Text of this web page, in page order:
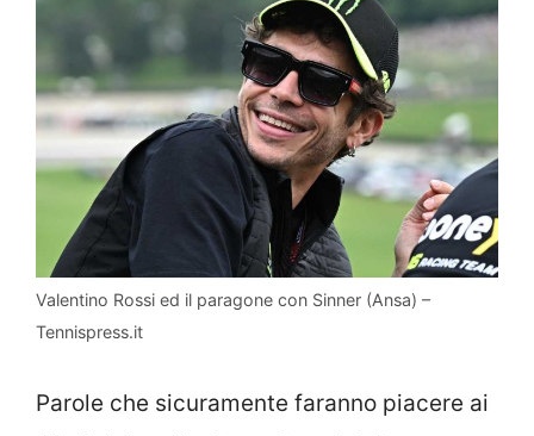
Valentino Rossi ed il paragone con Sinner (Ansa) –
Tennispress.it
Parole che sicuramente faranno piacere ai